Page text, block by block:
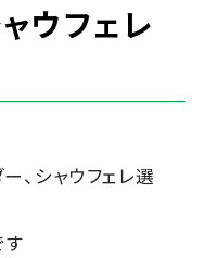
ャウフェレ
、シャウフェレ選
す